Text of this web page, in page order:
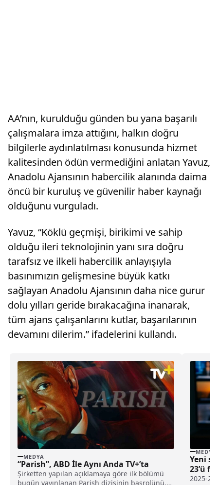
AA’nın, kurulduğu günden bu yana başarılı
çalışmalara imza attığını, halkın doğru
bilgilerle aydınlatılması konusunda hizmet
kalitesinden ödün vermediğini anlatan Yavuz,
Anadolu Ajansının habercilik alanında daima
öncü bir kuruluş ve güvenilir haber kaynağı
olduğunu vurguladı.
Yavuz, “Köklü geçmişi, birikimi ve sahip
olduğu ileri teknolojinin yanı sıra doğru
tarafsız ve ilkeli habercilik anlayışıyla
basınımızın gelişmesine büyük katkı
sağlayan Anadolu Ajansının daha nice gurur
dolu yılları geride bırakacağına inanarak,
tüm ajans çalışanlarını kutlar, başarılarının
devamını dilerim.” ifadelerini kullandı.
MEDYA
“Parish”, ABD İle Aynı Anda TV+’ta
Şirketten yapılan açıklamaya göre ilk bölümü
bugün yayınlanan Parish dizisinin başrolünü,
MEDYA
Yeni
23’ü
2025-